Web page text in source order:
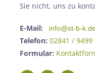
Sie nicht, uns zu
E-Mail: info@st-b-
Telefon: 02841 / 9499
Formular: